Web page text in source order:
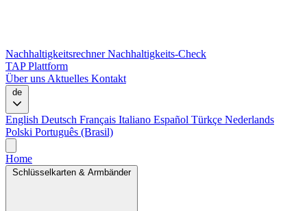
NachhaltigkeitsrechnerNachhaltigkeits-Check
TAP Plattform
Über uns Aktuelles Kontakt
de
English Deutsch Français Italiano Español Türkçe Nederlands
Polski Português (Brasil)
Home
Schlüsselkarten & Armbänder